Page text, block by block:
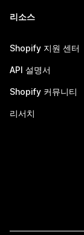
리소스
Shopify 지원 센터
API 설명서
Shopify 커뮤니티
리서치